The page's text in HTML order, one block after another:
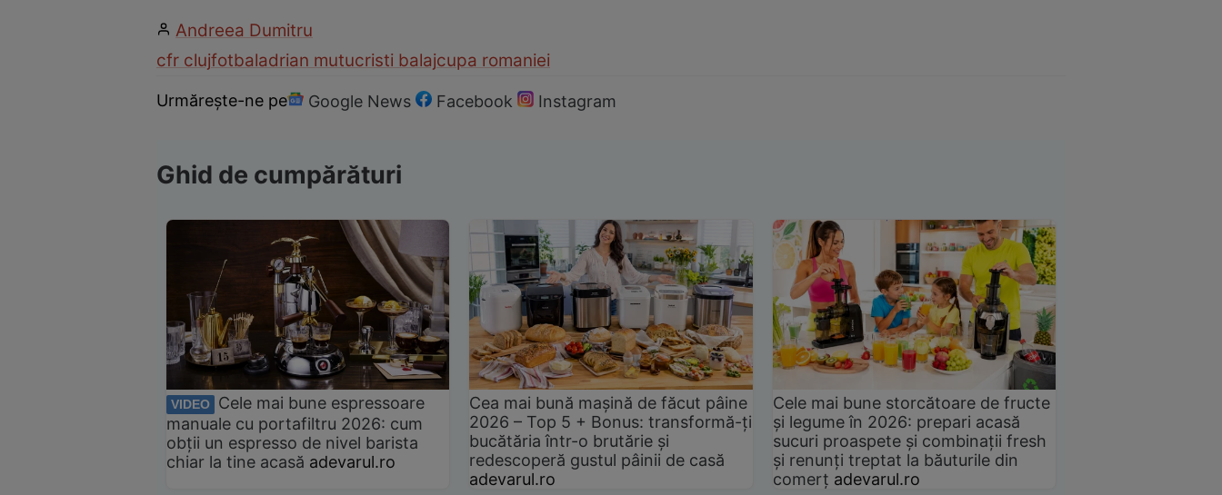
Andreea Dumitru
cfr clujfotbaladrian mutucristi balajcupa romaniei
Urmărește-ne pe Google News Facebook Instagram
Ghid de cumpărături
VIDEO
Cele mai bune espressoare
manuale cu portafiltru 2026: cum
obții un espresso de nivel barista
chiar la tine acasă adevarul.ro
Cea mai bună mașină de făcut pâine
2026 – Top 5 + Bonus: transformă-ți
bucătăria într-o brutărie și
redescoperă gustul pâinii de casă
adevarul.ro
Cele mai bune storcătoare de fructe
și legume în 2026: prepari acasă
sucuri proaspete și combinații fresh
și renunți treptat la băuturile din
comerț adevarul.ro